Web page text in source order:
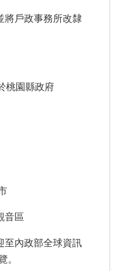
將戶政事務所改隸
桃園縣政府
音區
至內政部全球資訊
。